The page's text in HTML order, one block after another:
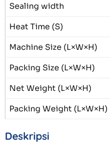
Sealing width
Heat Time (S)
Machine Size (L×W×H)
Packing Size (L×W×H)
Net Weight (L×W×H)
Packing Weight (L×W×H)
Deskripsi